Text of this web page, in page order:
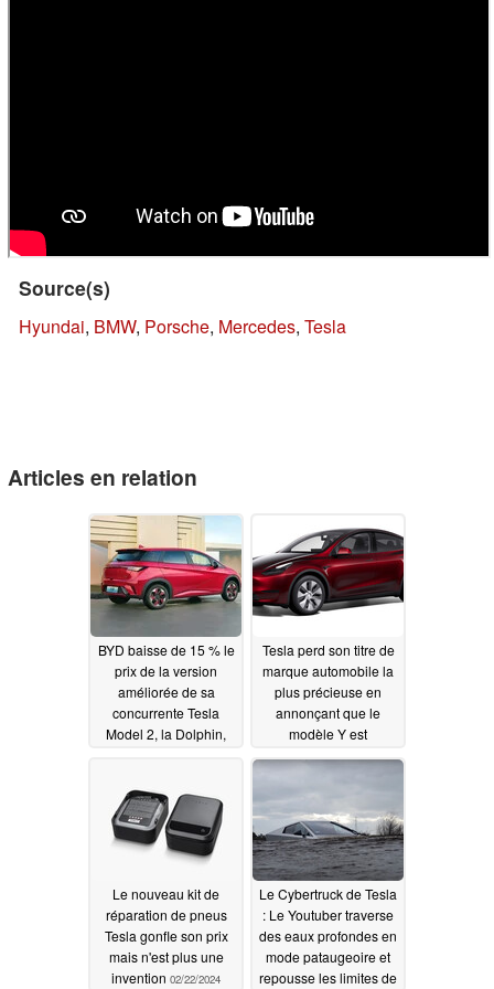
Source(s)
Hyundai, BMW, Porsche, Mercedes, Tesla
Articles en relation
BYD baisse de 15 % le
prix de la version
améliorée de sa
concurrente Tesla
Model 2, la Dolphin,
02/23/2024
Tesla perd son titre de
marque automobile la
plus précieuse en
annonçant que le
modèle Y est
hybride
Le nouveau kit de
réparation de pneus
Tesla gonfle son prix
mais n'est plus une
invention 02/22/2024
Le Cybertruck de Tesla
: Le Youtuber traverse
des eaux profondes en
mode pataugeoire et
repousse les limites de